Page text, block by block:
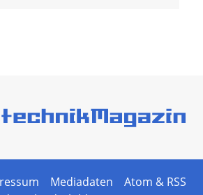
Mediadaten
Atom & RSS